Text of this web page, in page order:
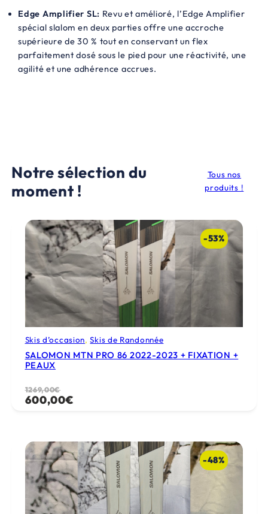
Edge Amplifier SL: Revu et amélioré, l’Edge Amplifier
spécial slalom en deux parties offre une accroche
supérieure de 30 % tout en conservant un flex
parfaitement dosé sous le pied pour une réactivité, une
agilité et une adhérence accrues.
Notre sélection du
moment !
Tous nos
produits !
-53%
Skis d’occasion, Skis de Randonnée
SALOMON MTN PRO 86 2022-2023 + FIXATION +
PEAUX
1269,00€
Le
prix
1269,00€.
600,00€
Le
prix
600,00€.
-48%